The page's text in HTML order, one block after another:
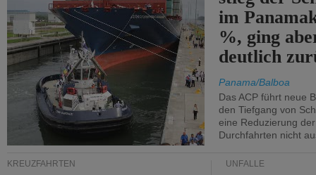
im
%, ging
deutlich
Panama/Balboa
Das ACP führt neue
den Tiefgang von
eine Reduzierung
Durchfahrten nicht
KREUZFAHRTEN UNFÄLLE